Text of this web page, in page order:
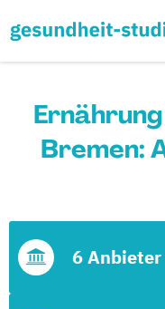
Bremen:
6 Anbieter